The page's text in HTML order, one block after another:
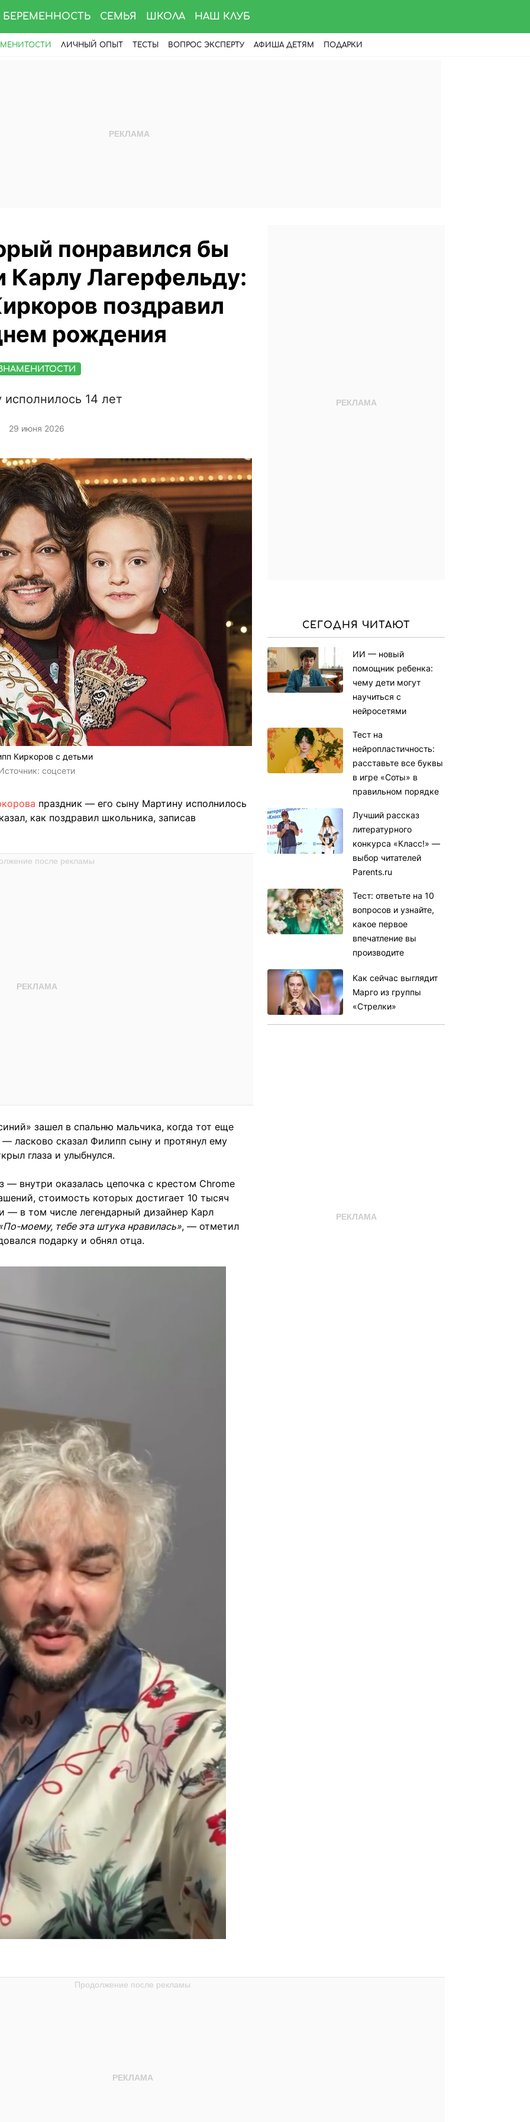
БЕРЕМЕННОСТЬ СЕМЬЯ ШКОЛА НАШ КЛУБ
ЛИЧНЫЙ ОПЫТ ТЕСТЫ ВОПРОС ЭКСПЕРТУ АФИША ДЕТЯМ ПОДАРКИ
понравился бы
Карлу Лагерфельду:
поздравил
рождения
14 лет
29 июня 2026
Киркоров с детьми
соцсети
праздник — его сыну Мартину исполнилось
как поздравил школьника, записав
зашел в спальню мальчика, когда тот еще
— ласково сказал Филипп сыну и протянул ему
глаза и улыбнулся.
— внутри оказалась цепочка с крестом Сhrome
стоимость которых достигает 10 тысяч
— в том числе легендарный дизайнер Карл
моему, тебе эта штука нравилась», — отметил
подарку и обнял отца.
СЕГОДНЯ ЧИТАЮТ
ИИ — новый
помощник ребенка:
чему дети могут
научиться с
нейросетями
Тест на
нейропластичность:
расставьте все буквы
в игре «Соты» в
правильном порядке
Лучший рассказ
литературного
конкурса «Класс!» —
выбор читателей
Parents.ru
Тест: ответьте на 10
вопросов и узнайте,
какое первое
впечатление вы
производите
Как сейчас выглядит
Марго из группы
«Стрелки»